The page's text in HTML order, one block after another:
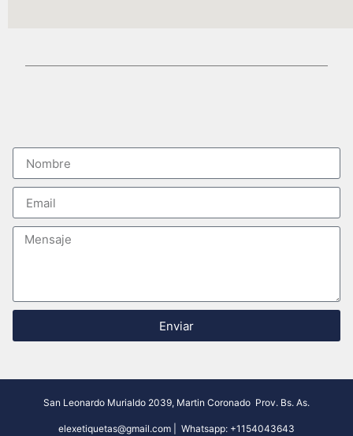
Enviar
San Leonardo Murialdo 2039, Martin Coronado Prov. Bs. As.
elexetiquetas@gmail.com | Whatsapp: +1154043643